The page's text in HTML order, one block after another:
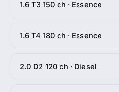
1.6 T3 150 ch · Essence
1.6 T4 180 ch · Essence
2.0 D2 120 ch · Diesel